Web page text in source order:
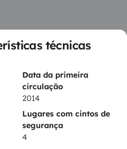
técnicas
Data da primeira
circulação
2014
Lugares com cintos de
segurança
4